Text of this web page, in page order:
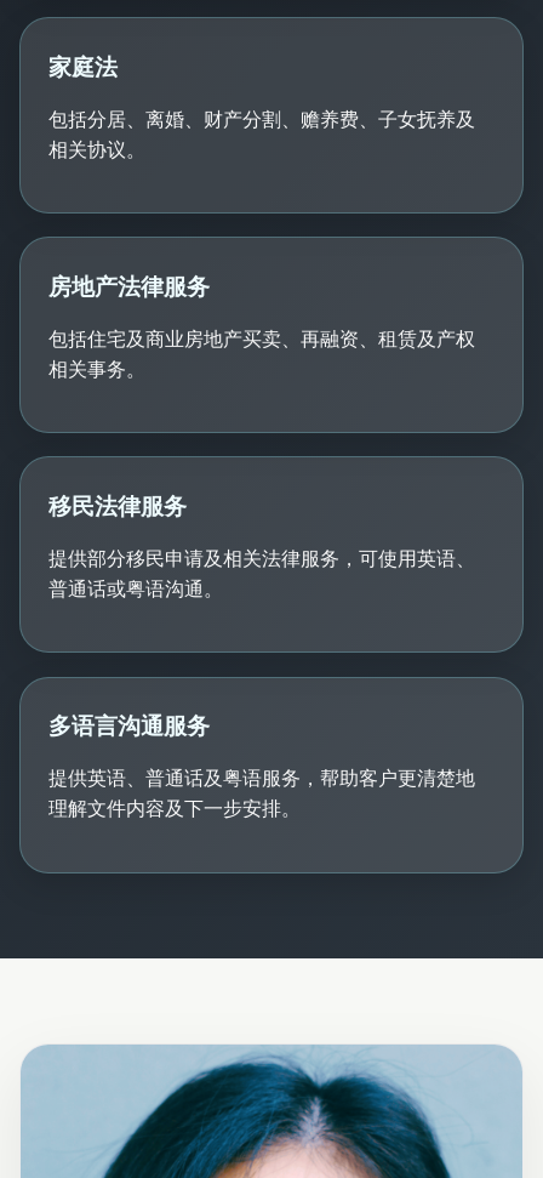
家庭法
包括分居、离婚、财产分割、赡养费、子女抚养及
相关协议。
房地产法律服务
包括住宅及商业房地产买卖、再融资、租赁及产权
相关事务。
移民法律服务
提供部分移民申请及相关法律服务，可使用英语、
普通话或粤语沟通。
多语言沟通服务
提供英语、普通话及粤语服务，帮助客户更清楚地
理解文件内容及下一步安排。